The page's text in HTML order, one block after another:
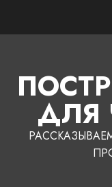
ДЛЯ